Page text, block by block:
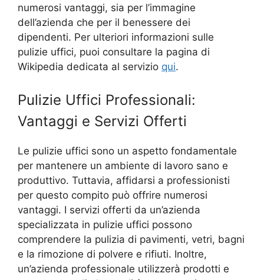
numerosi vantaggi, sia per l’immagine
dell’azienda che per il benessere dei
dipendenti. Per ulteriori informazioni sulle
pulizie uffici, puoi consultare la pagina di
Wikipedia dedicata al servizio qui.
Pulizie Uffici Professionali:
Vantaggi e Servizi Offerti
Le pulizie uffici sono un aspetto fondamentale
per mantenere un ambiente di lavoro sano e
produttivo. Tuttavia, affidarsi a professionisti
per questo compito può offrire numerosi
vantaggi. I servizi offerti da un’azienda
specializzata in pulizie uffici possono
comprendere la pulizia di pavimenti, vetri, bagni
e la rimozione di polvere e rifiuti. Inoltre,
un’azienda professionale utilizzerà prodotti e